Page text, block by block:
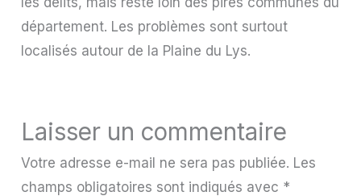
département. Les problèmes sont surtout
localisés autour de la Plaine du Lys.
Laisser un commentaire
Votre adresse e-mail ne sera pas publiée. Les
champs obligatoires sont indiqués avec *